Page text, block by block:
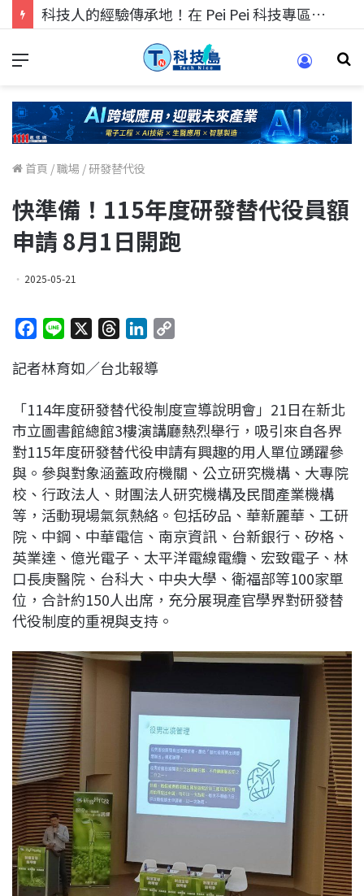
科技人找工作，就到TECH+ 科技專區!
首頁 /職場 / 研發替代役
快準備！115年度研發替代役員額
申請 8月1日開跑
2025-05-21
c
b
o
o
k
n
r
a
d
s
n
e
d
I
n
L
i
n
k
記者林育如／台北報導
「114年度研發替代役制度宣導說明會」21日在新北
市立圖書館總館3樓演講廳熱烈舉行，吸引來自各界
對115年度研發替代役申請有興趣的用人單位踴躍參
與。參與對象涵蓋政府機關、公立研究機構、大專院
校、行政法人、財團法人研究機構及民間產業機構
等，活動現場氣氛熱絡。包括矽品、華新麗華、工研
院、中鋼、中華電信、南京資訊、台新銀行、矽格、
英業達、億光電子、太平洋電線電纜、宏致電子、林
口長庚醫院、台科大、中央大學、衛福部等100家單
位，合計約150人出席，充分展現產官學界對研發替
代役制度的重視與支持。